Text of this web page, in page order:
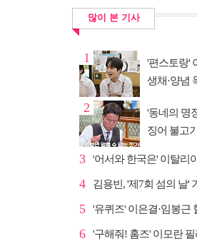
많이 본 기사
1
'편스토랑'
생채·양념
2
'동네의 명
징어 불고
3
4 김용빈, '제7회 섬의 날'
5
6